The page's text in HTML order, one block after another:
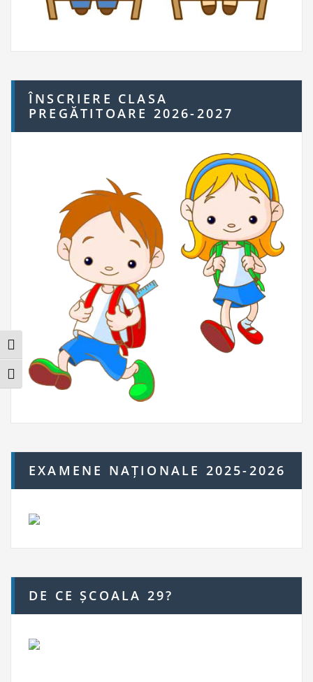
Toggle High Contrast
Toggle Font size
ÎNSCRIERE CLASA
PREGĂTITOARE 2026-2027
EXAMENE NAȚIONALE 2025-2026
DE CE ȘCOALA 29?